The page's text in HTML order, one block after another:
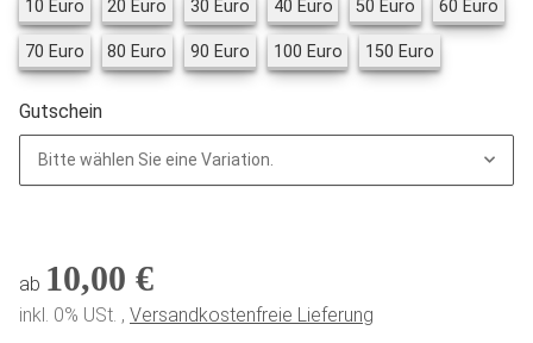
10 Euro10 Euro
20 Euro 20 Euro
30 Euro30 Euro
40 Euro40 Euro
50 Euro 50 Euro
60 Euro60
70 Euro70 Euro
80 Euro 80 Euro
90 Euro90 Euro
100 Euro100 Euro
150 Euro
Gutschein
Bitte wählen Sie eine Variation.
ab 10,00 €
inkl. 0% USt. , Versandkostenfreie Lieferung